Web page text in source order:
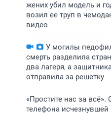
жених убил модель и
возил ее труп в
видео
У могилы
смерть разделила
два лагеря, а
отправила за решетку
«Простите нас за всё».
телефона исчезнувшей